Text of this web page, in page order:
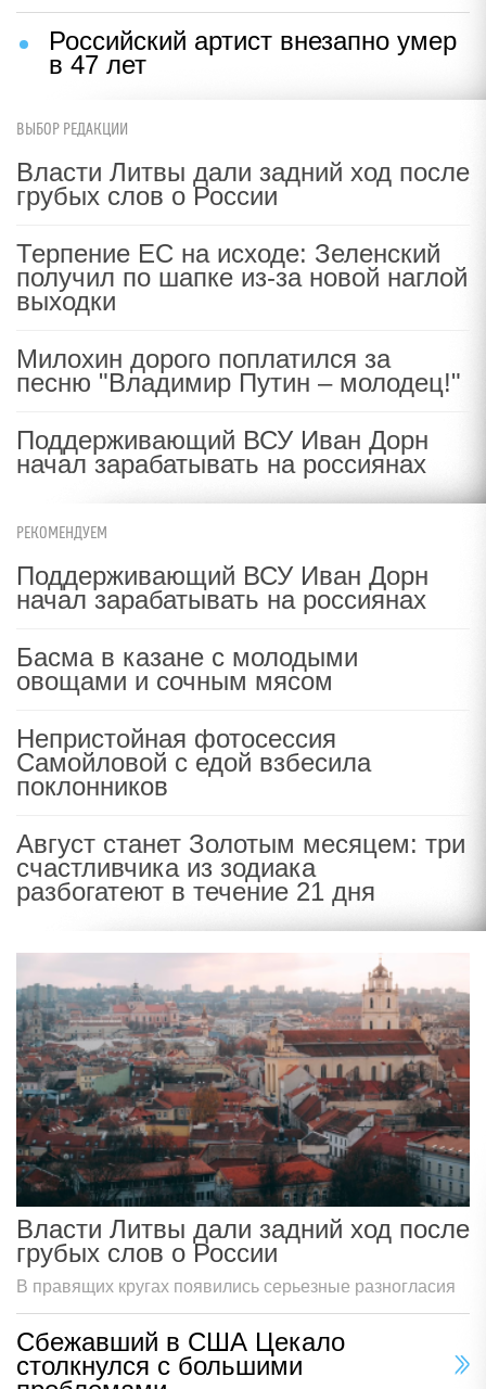
Российский артист внезапно умер
в 47 лет
ВЫБОР РЕДАКЦИИ
Власти Литвы дали задний ход после
грубых слов о России
Терпение ЕС на исходе: Зеленский
получил по шапке из-за новой наглой
выходки
Милохин дорого поплатился за
песню "Владимир Путин – молодец!"
Поддерживающий ВСУ Иван Дорн
начал зарабатывать на россиянах
РЕКОМЕНДУЕМ
Поддерживающий ВСУ Иван Дорн
начал зарабатывать на россиянах
Басма в казане с молодыми
овощами и сочным мясом
Непристойная фотосессия
Самойловой с едой взбесила
поклонников
Август станет Золотым месяцем: три
счастливчика из зодиака
разбогатеют в течение 21 дня
Власти Литвы дали задний ход после
грубых слов о России
В правящих кругах появились серьезные разногласия
Сбежавший в США Цекало
столкнулся с большими